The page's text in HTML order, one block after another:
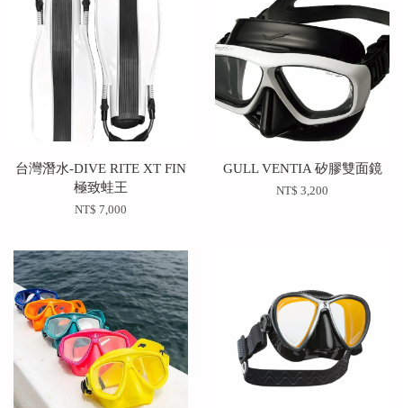
台灣潛水-DIVE RITE XT FIN
極致蛙王
NT$ 7,000
GULL VENTIA 矽膠雙面鏡
NT$ 3,200